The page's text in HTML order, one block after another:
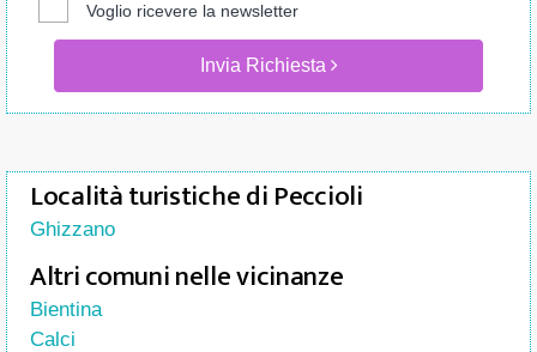
Voglio ricevere la newsletter
Invia Richiesta
Località turistiche di Peccioli
Ghizzano
Altri comuni nelle vicinanze
Bientina
Calci